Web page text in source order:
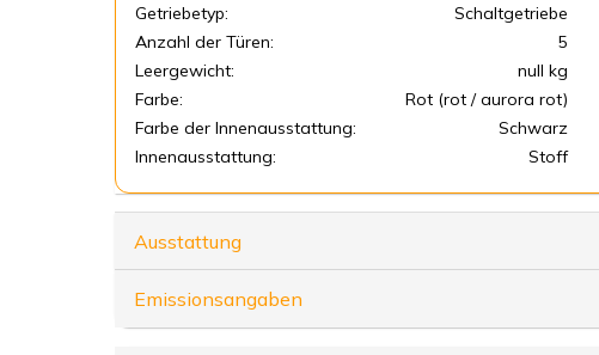
Getriebetyp:
Schaltgetriebe
Anzahl der Türen:
5
Leergewicht:
null kg
Farbe:
Rot (rot / aurora rot)
Farbe der Innenausstattung:
Schwarz
Innenausstattung:
Stoff
Ausstattung
Emissionsangaben